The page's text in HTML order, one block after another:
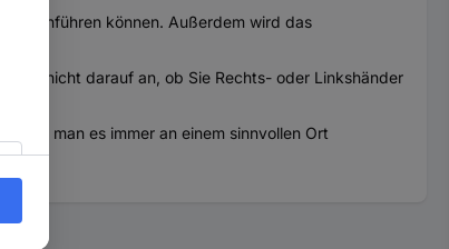
einführen können. Außerdem wird das
es nicht darauf an, ob Sie Rechts- oder Linkshänder
kann man es immer an einem sinnvollen Ort